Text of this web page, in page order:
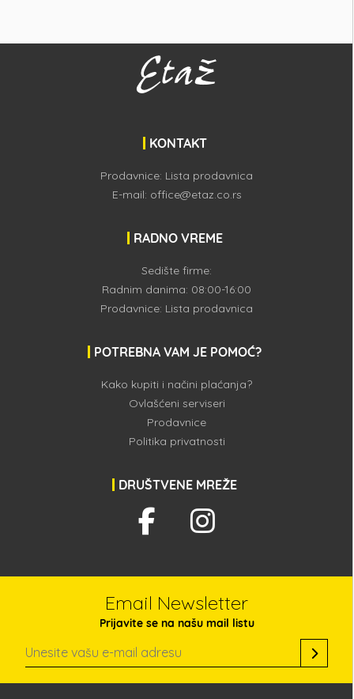
KONTAKT
Prodavnice: Lista prodavnica
E-mail: office@etaz.co.rs
RADNO VREME
Sedište firme:
Radnim danima: 08:00-16:00
Prodavnice: Lista prodavnica
POTREBNA VAM JE POMOĆ?
Kako kupiti i načini plaćanja?
Ovlašćeni serviseri
Prodavnice
Politika privatnosti
DRUŠTVENE MREŽE
Email Newsletter
Prijavite se na našu mail listu